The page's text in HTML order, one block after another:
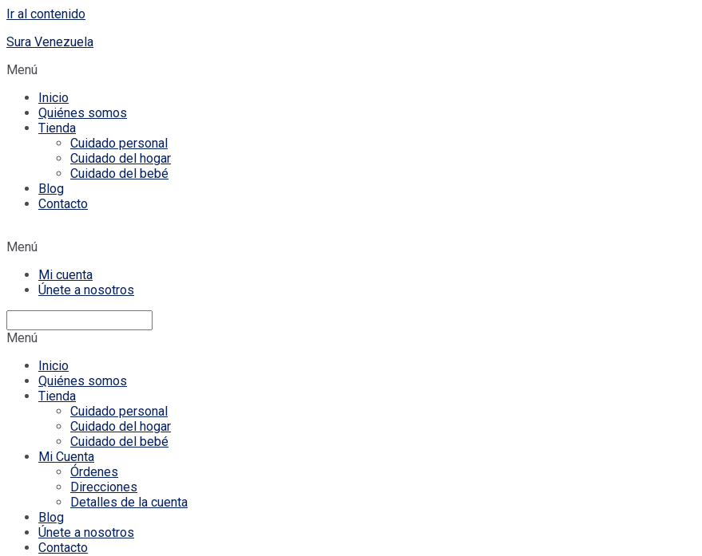
Ir al contenido
Sura Venezuela
Menú
Inicio
Quiénes somos
Tienda
Cuidado personal
Cuidado del hogar
Cuidado del bebé
Blog
Contacto
Menú
Mi cuenta
Únete a nosotros
Menú
Inicio
Quiénes somos
Tienda
Cuidado personal
Cuidado del hogar
Cuidado del bebé
Mi Cuenta
Órdenes
Direcciones
Detalles de la cuenta
Blog
Únete a nosotros
Contacto